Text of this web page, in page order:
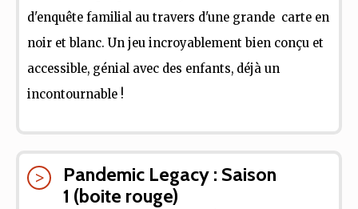
d'enquête familial au travers d'une grande carte en
noir et blanc. Un jeu incroyablement bien conçu et
accessible, génial avec des enfants, déjà un
incontournable !
Pandemic Legacy : Saison
1 (boite rouge)